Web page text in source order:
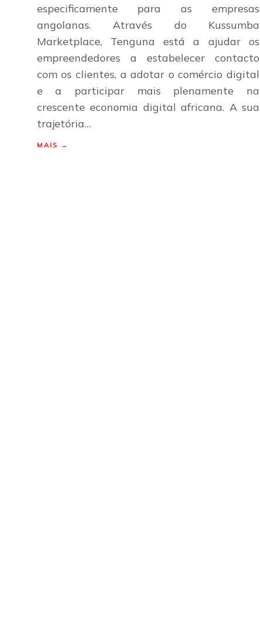
especificamente para as empresas
angolanas. Através do Kussumba
Marketplace, Tenguna está a ajudar os
empreendedores a estabelecer contacto
com os clientes, a adotar o comércio digital
e a participar mais plenamente na
crescente economia digital africana. A sua
trajetória…
MAIS →